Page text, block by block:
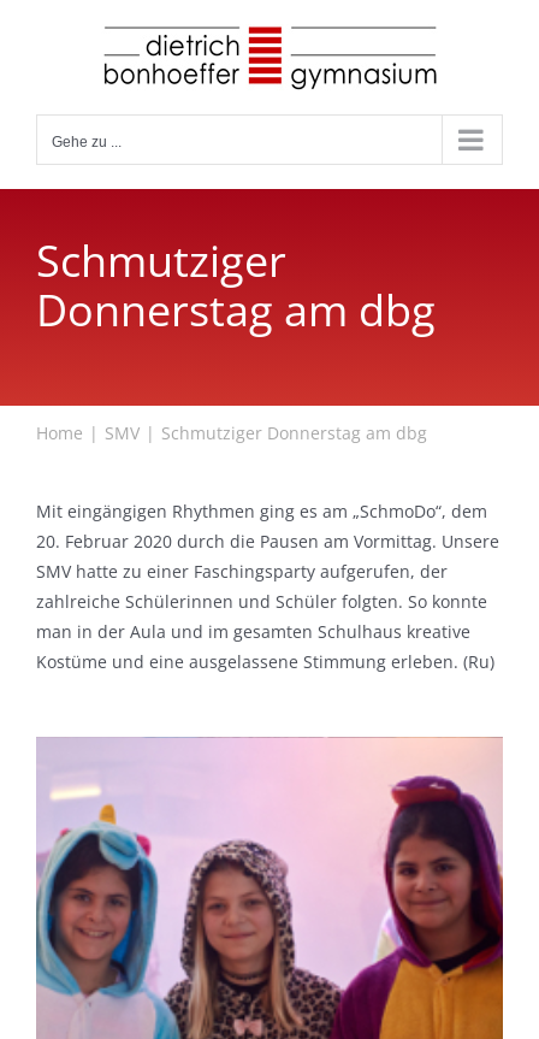
Gehe zu ...
Schmutziger
Donnerstag am dbg
Home SMV Schmutziger Donnerstag am dbg
Mit eingängigen Rhythmen ging es am „SchmoDo“, dem
20. Februar 2020 durch die Pausen am Vormittag. Unsere
SMV hatte zu einer Faschingsparty aufgerufen, der
zahlreiche Schülerinnen und Schüler folgten. So konnte
man in der Aula und im gesamten Schulhaus kreative
Kostüme und eine ausgelassene Stimmung erleben. (Ru)